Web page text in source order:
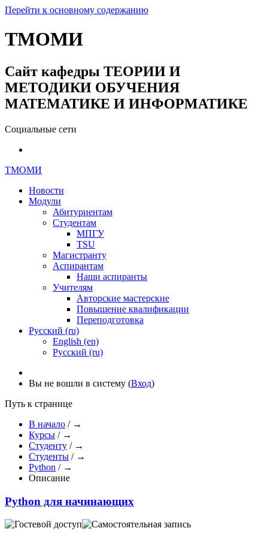
Перейти к основному содержанию
ТМОМИ
Сайт кафедры ТЕОРИИ И
МЕТОДИКИ ОБУЧЕНИЯ
МАТЕМАТИКЕ И ИНФОРМАТИКЕ
Социальные сети
ТМОМИ
Новости
Модули
Абитуриентам
Студентам
МПГУ
TSU
Магистранту
Аспирантам
Наши аспиранты
Учителям
Авторские мастерские
Повышение квалификации
Переподготовка
Русский (ru)
English (en)
Русский (ru)
Вы не вошли в систему (Вход)
Путь к странице
В начало / →
Курсы / →
Студенту / →
Студенты / →
Python / →
Описание
Python для начинающих